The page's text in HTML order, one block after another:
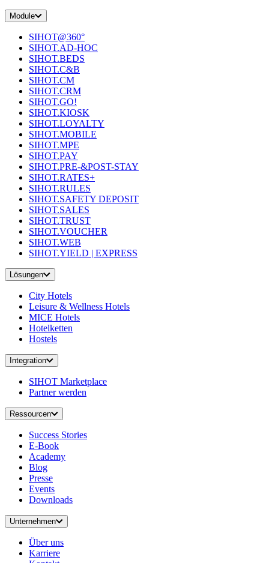
Module
SIHOT@360°
SIHOT.AD-HOC
SIHOT.BEDS
SIHOT.C&B
SIHOT.CM
SIHOT.CRM
SIHOT.GO!
SIHOT.KIOSK
SIHOT.LOYALTY
SIHOT.MOBILE
SIHOT.MPE
SIHOT.PAY
SIHOT.PRE-&POST-STAY
SIHOT.RATES+
SIHOT.RULES
SIHOT.SAFETY DEPOSIT
SIHOT.SALES
SIHOT.TRUST
SIHOT.VOUCHER
SIHOT.WEB
SIHOT.YIELD | EXPRESS
Lösungen
City Hotels
Leisure & Wellness Hotels
MICE Hotels
Hotelketten
Hostels
Integration
SIHOT Marketplace
Partner werden
Ressourcen
Success Stories
E-Book
Academy
Blog
Presse
Events
Downloads
Unternehmen
Über uns
Karriere